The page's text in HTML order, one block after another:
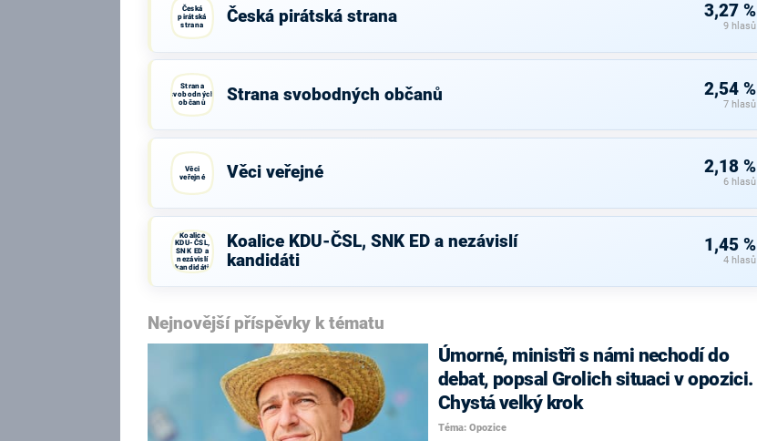
Česká
pirátská
strana
Česká pirátská strana 3,27 %
9 hlasů
Strana
svobodných
občanů
Strana svobodných občanů 2,54 %
7 hlasů
Věci
veřejné
Věci veřejné 2,18 %
6 hlasů
Koalice
KDU-ČSL,
SNK ED a
nezávislí
kandidáti
Koalice KDU-ČSL, SNK ED a nezávislí
kandidáti
1,45 %
4 hlasů
Nejnovější příspěvky k tématu
Úmorné, ministři s námi nechodí do
debat, popsal Grolich situaci v opozici.
Chystá velký krok
Téma: Opozice